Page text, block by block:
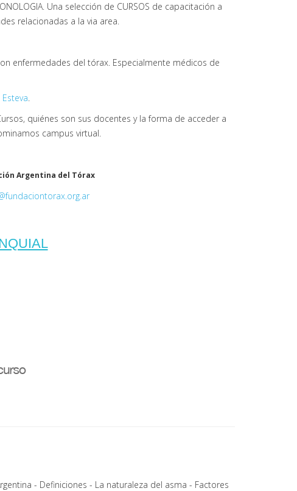
Una selección de CURSOS de capacitación a
relacionadas a la via area.
enfermedades del tórax. Especialmente médicos de
quiénes son sus docentes y la forma de acceder a
campus virtual.
Argentina del Tórax
- Definiciones - La naturaleza del asma - Factores